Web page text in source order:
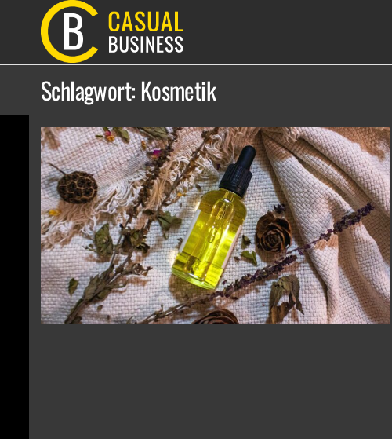
BUSINESS
Schlagwort: Kosmetik